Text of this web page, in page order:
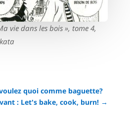
vie dans les bois », tome 4,
quoi comme baguette?
: Let's bake, cook, burn! →